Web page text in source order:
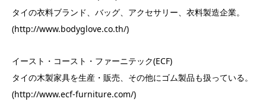
タイの衣料ブランド、バッグ、アクセサリー、衣料製造企業。
(http://www.bodyglove.co.th/)
イースト・コースト・ファーニテック(ECF)
タイの木製家具を生産・販売、その他にゴム製品も扱っている。
(http://www.ecf-furniture.com/)